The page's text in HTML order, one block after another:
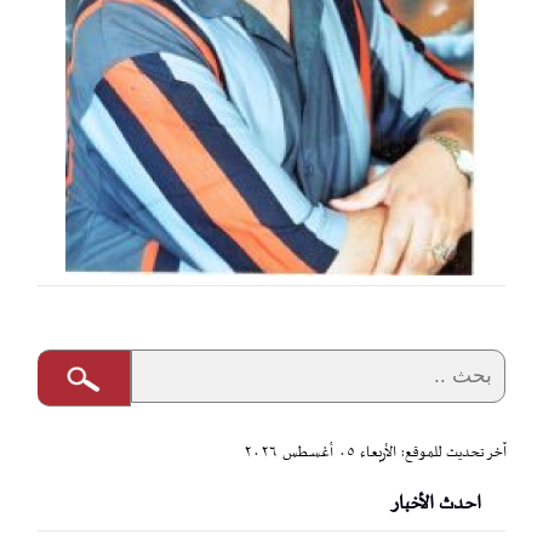
آخر تحديث للموقع: الأربعاء ٠٥ أغسطس ٢٠٢٦
احدث الأخبار